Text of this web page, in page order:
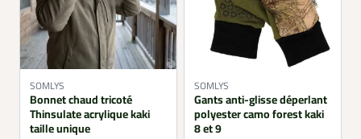
SOMLYS
Bonnet chaud tricoté
Thinsulate acrylique kaki
taille unique
SOMLYS
Gants anti-glisse déperlant
polyester camo forest kaki
8 et 9